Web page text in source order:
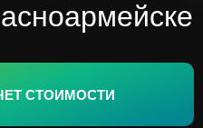
СТОИМОСТИ